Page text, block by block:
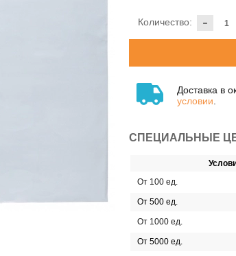
-
Количество:
Доставка в
условии
СПЕЦИАЛЬНЫЕ
От 100 ед.
От 500 ед.
От 1000 ед.
От 5000 ед.